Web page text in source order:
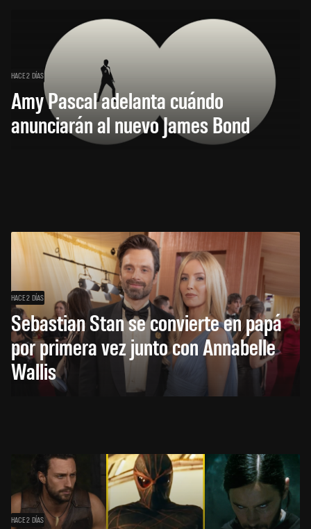
HACE 2 DÍAS
Amy Pascal adelanta cuándo
anunciarán al nuevo James Bond
HACE 2 DÍAS
Sebastian Stan se convierte en papá
por primera vez junto con Annabelle
Wallis
HACE 2 DÍAS